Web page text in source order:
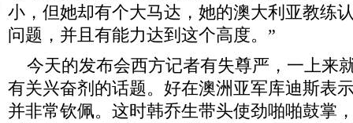
小，但她却有个大马达，她的澳大利亚教练
问题，并且有能力达到这个高度。”
今天的发布会西方记者有失尊严，一上来
有关兴奋剂的话题。好在澳洲亚军库迪斯表
并非常钦佩。这时韩乔生带头使劲啪啪鼓掌